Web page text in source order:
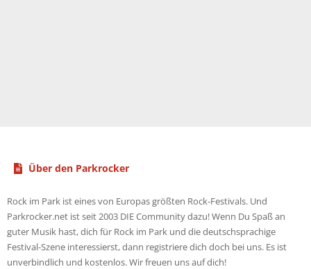
Über den Parkrocker
Rock im Park ist eines von Europas größten Rock-Festivals. Und
Parkrocker.net ist seit 2003 DIE Community dazu! Wenn Du Spaß an
guter Musik hast, dich für Rock im Park und die deutschsprachige
Festival-Szene interessierst, dann registriere dich doch bei uns. Es ist
unverbindlich und kostenlos. Wir freuen uns auf dich!